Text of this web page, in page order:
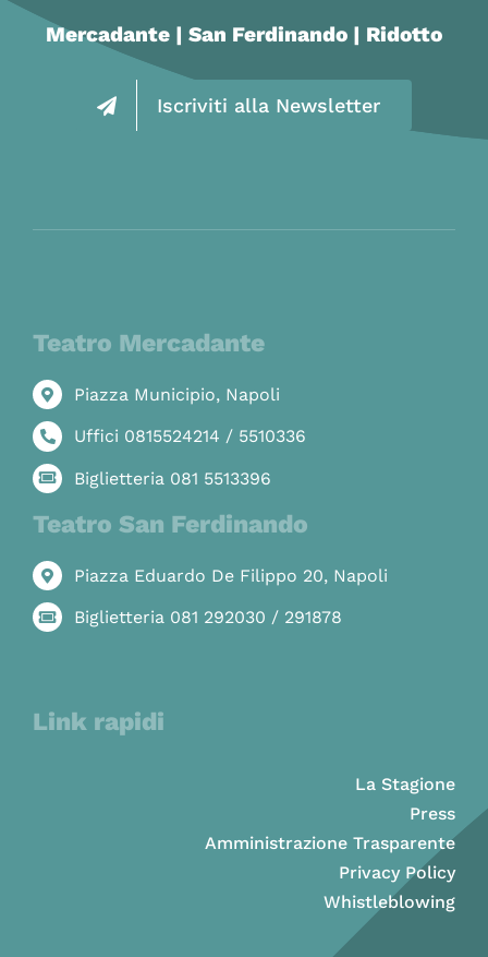
Mercadante | San Ferdinando | Ridotto
Iscriviti alla Newsletter
Teatro Mercadante
Piazza Municipio, Napoli
Uffici 0815524214 / 5510336
Biglietteria 081 5513396
Teatro San Ferdinando
Piazza Eduardo De Filippo 20, Napoli
Biglietteria 081 292030 / 291878
Link rapidi
La Stagione
Press
Amministrazione Trasparente
Privacy Policy
Whistleblowing